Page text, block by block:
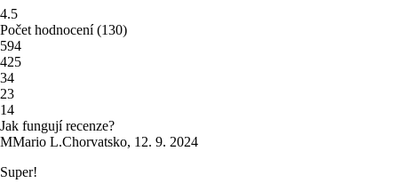
4.5
Počet hodnocení(130)
594
425
34
23
14
Jak fungují recenze?
MMario L.Chorvatsko, 12. 9. 2024
Super!